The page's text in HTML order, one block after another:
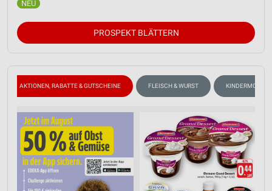
PROSPEKT BLÄTTERN
AKTIONEN, RABATTE & GUTSCHEINE FLEISCH & WURST KINDERMODE &